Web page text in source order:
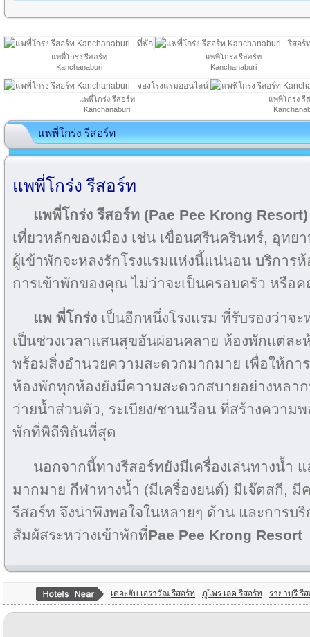
แพพี่โกร่ง รีสอร์ท
Kanchanaburi
แพพี่โกร่ง รีสอร์ท
Kanchanaburi
แพพี่โกร่ง รีสอร์ท
Kanchanaburi
แพพี่โกร่ง รี
แพพี่โกร่ง รีสอร์ท
แพพี่โกร่ง รีสอร์ท
แพพี่โกร่ง รีสอร์ท (Pae Pee Krong
เที่ยวหลักของเมือง เช่น เขื่อนศรีนครินทร์, อุท
ผู้เข้าพักจะหลงรักโรงแรมแห่งนี้แน่นอน บริการ
การเข้าพักของคุณ ไม่ว่าจะเป็นครอบครัว หรือ
แพ พี่โกร่ง เป็นอีกหนึ่งโรงแรม ที่รับรองว่าจ
เป็นช่วงเวลาแสนสุขอันผ่อนคลาย ห้องพักแต่ละ
พร้อมสิ่งอำนวยความสะดวกมากมาย เพื่อให้กา
ห้องพักทุกห้องยังมีความสะดวกสบายอย่างหลา
ว่ายน้ำส่วนตัว, ระเบียง/ชานเรือน ที่สร้างความ
พักที่พิถีพิถันที่สุด
นอกจากนี้ทางรีสอร์ทยังมีเครื่องเล่นทางน้ำ
มากมาย กีฬาทางน้ำ (มีเครื่องยนต์) มีเจ๊ตสกี, มี
รีสอร์ท จึงน่าพึงพอใจในหลายๆ ด้าน และการบ
สัมผัสระหว่างเข้าพักที่Pae Pee Krong Resort
เดอะฮับ เอราวัณ รีสอร์ท ภูไพร เลค รีสอร์ท รายาบุรี รี